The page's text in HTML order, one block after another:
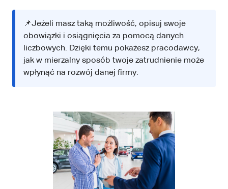
📌Jeżeli masz taką możliwość, opisuj swoje
obowiązki i osiągnięcia za pomocą danych
liczbowych. Dzięki temu pokażesz pracodawcy,
jak w mierzalny sposób twoje zatrudnienie może
wpłynąć na rozwój danej firmy.